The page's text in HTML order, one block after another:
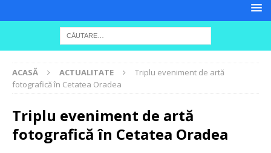
ACASĂ ACTUALITATE
Triplu eveniment de artă
fotografică în Cetatea Oradea
Triplu eveniment de artă
fotografică în Cetatea Oradea